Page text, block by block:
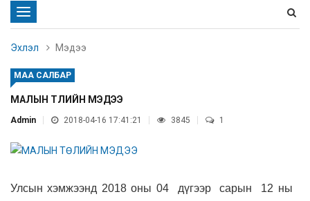
Toggle
navigation
Эхлэл
Мэдээ
МАА САЛБАР
МАЛЫН ТӨЛИЙН МЭДЭЭ
Admin 2018-04-16 17:41:21 3845 1
Улсын хэмжээнд 2018 оны 04 дүгээр сарын 12 ны